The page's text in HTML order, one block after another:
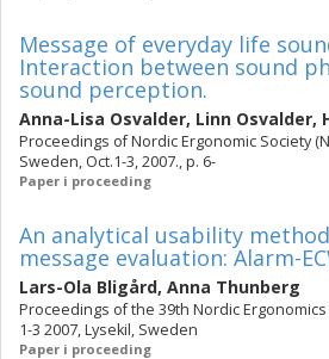
Message of everyday life
Interaction between sound
sound perception.
Anna-Lisa Osvalder, Linn Osvalder,
Proceedings of Nordic Ergonomic Society
Sweden, Oct.1-3, 2007., p. 6-
Paper i proceeding
An analytical usability
message evaluation: Alarm-
Lars-Ola Bligård, Anna Thunberg
Proceedings of the 39th Nordic
1-3 2007, Lysekil, Sweden
Paper i proceeding